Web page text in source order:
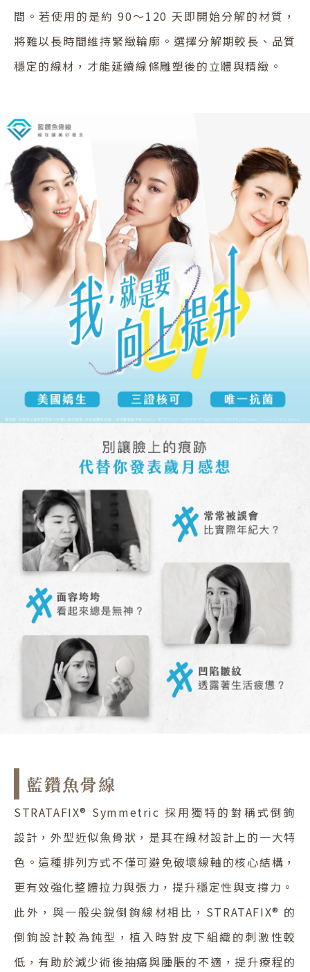
間。若使用的是約 90～120 天即開始分解的材質，
將難以長時間維持緊緻輪廓。選擇分解期較長、品質
穩定的線材，才能延續線條雕塑後的立體與精緻。
藍鑽魚骨線
STRATAFIX® Symmetric 採用獨特的對稱式倒鉤
設計，外型近似魚骨狀，是其在線材設計上的一大特
色。這種排列方式不僅可避免破壞線軸的核心結構，
更有效強化整體拉力與張力，提升穩定性與支撐力。
此外，與一般尖銳倒鉤線材相比，STRATAFIX® 的
倒鉤設計較為鈍型，植入時對皮下組織的刺激性較
低，有助於減少術後抽痛與腫脹的不適，提升療程的